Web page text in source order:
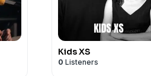
Kids XS
0 Listeners